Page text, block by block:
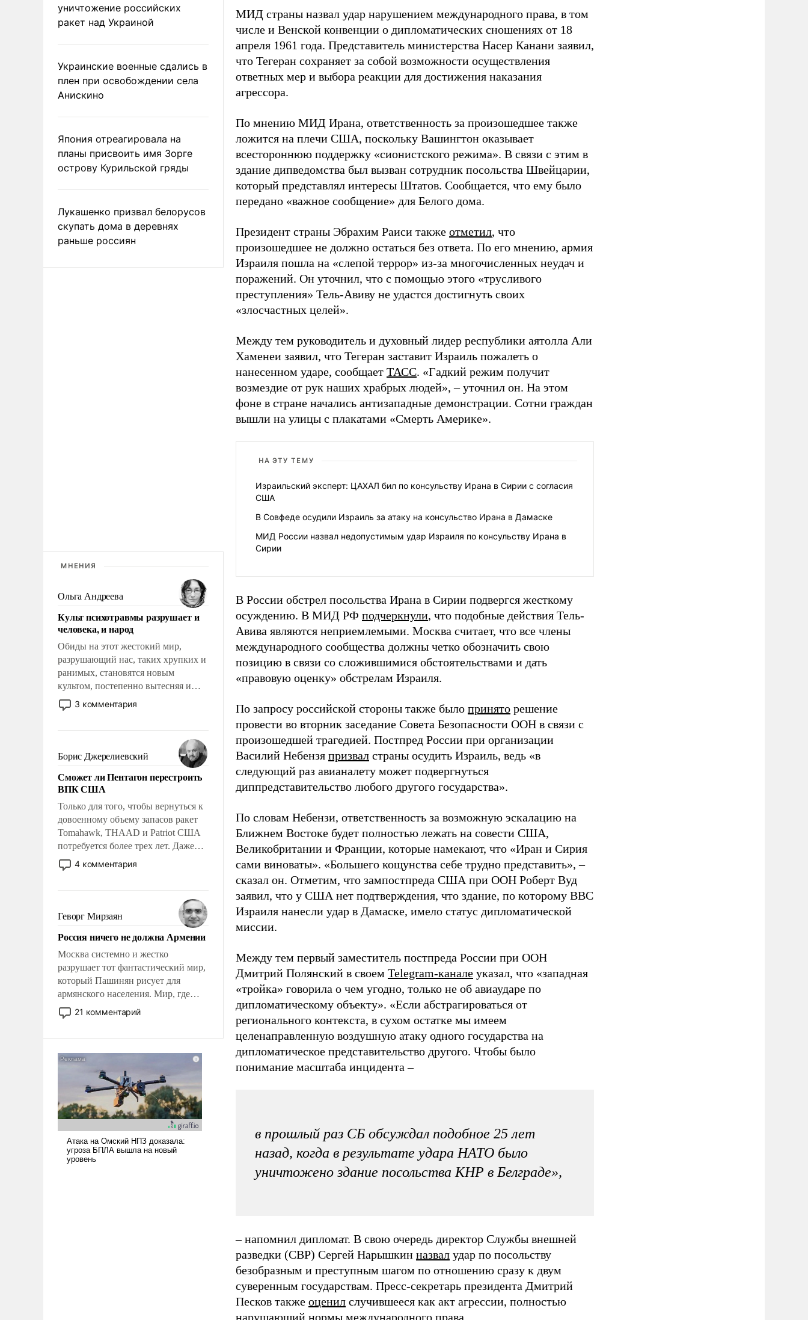
уничтожение российских
ракет над Украиной
Украинские военные сдались в
плен при освобождении села
Анискино
Япония отреагировала на
планы присвоить имя Зорге
острову Курильской гряды
Лукашенко призвал белорусов
скупать дома в деревнях
раньше россиян
МНЕНИЯ
Ольга Андреева
Культ психотравмы разрушает и
человека, и народ
Обиды на этот жестокий мир,
разрушающий нас, таких хрупких и
ранимых, становятся новым
культом, постепенно вытесняя и
отменяя традиционное требование к
человеку – быть мужественным и
на себя ответственность, помогать
слабым, идти вперед и
адаптироваться.
3 комментария
Борис Джерелиевский
Сможет ли Пентагон перестроить
ВПК США
Только для того, чтобы вернуться к
довоенному объему запасов ракет
Tomahawk, THAAD и Patriot США
потребуется более трех лет. Даже
небольшая война с Ираном
опустошила американские
уязвимости США, например, перед
Китаем.
4 комментария
Геворг Мирзаян
Россия ничего не должна Армении
Москва системно и жестко
разрушает тот фантастический мир,
который Пашинян рисует для
армянского населения. Мир, где
политические прожекты будут
безусловно оплачиваться за счет
нужно отвечать.
21 комментарий
МИД страны назвал удар нарушением международного права, в том
числе и Венской конвенции о дипломатических сношениях от 18
апреля 1961 года. Представитель министерства Насер Канани заявил,
что Тегеран сохраняет за собой возможности осуществления
ответных мер и выбора реакции для достижения наказания
агрессора.
По мнению МИД Ирана, ответственность за произошедшее также
ложится на плечи США, поскольку Вашингтон оказывает
всестороннюю поддержку «сионистского режима». В связи с этим в
здание дипведомства был вызван сотрудник посольства Швейцарии,
который представлял интересы Штатов. Сообщается, что ему было
передано «важное сообщение» для Белого дома.
Президент страны Эбрахим Раиси также отметил, что
произошедшее не должно остаться без ответа. По его мнению, армия
Израиля пошла на «слепой террор» из-за многочисленных неудач и
поражений. Он уточнил, что с помощью этого «трусливого
преступления» Тель-Авиву не удастся достигнуть своих
«злосчастных целей».
Между тем руководитель и духовный лидер республики аятолла Али
Хаменеи заявил, что Тегеран заставит Израиль пожалеть о
нанесенном ударе, сообщает ТАСС. «Гадкий режим получит
возмездие от рук наших храбрых людей», – уточнил он. На этом
фоне в стране начались антизападные демонстрации. Сотни граждан
вышли на улицы с плакатами «Смерть Америке».
НА ЭТУ ТЕМУ
Израильский эксперт: ЦАХАЛ бил по консульству Ирана в Сирии с согласия
США
В Совфеде осудили Израиль за атаку на консульство Ирана в Дамаске
МИД России назвал недопустимым удар Израиля по консульству Ирана в
Сирии
В России обстрел посольства Ирана в Сирии подвергся жесткому
осуждению. В МИД РФ подчеркнули, что подобные действия Тель-
Авива являются неприемлемыми. Москва считает, что все члены
международного сообщества должны четко обозначить свою
позицию в связи со сложившимися обстоятельствами и дать
«правовую оценку» обстрелам Израиля.
По запросу российской стороны также было принято решение
провести во вторник заседание Совета Безопасности ООН в связи с
произошедшей трагедией. Постпред России при организации
Василий Небензя призвал страны осудить Израиль, ведь «в
следующий раз авианалету может подвергнуться
диппредставительство любого другого государства».
По словам Небензи, ответственность за возможную эскалацию на
Ближнем Востоке будет полностью лежать на совести США,
Великобритании и Франции, которые намекают, что «Иран и Сирия
сами виноваты». «Большего кощунства себе трудно представить», –
сказал он. Отметим, что зампостпреда США при ООН Роберт Вуд
заявил, что у США нет подтверждения, что здание, по которому ВВС
Израиля нанесли удар в Дамаске, имело статус дипломатической
миссии.
Между тем первый заместитель постпреда России при ООН
Дмитрий Полянский в своем Telegram-канале указал, что «западная
«тройка» говорила о чем угодно, только не об авиаударе по
дипломатическому объекту». «Если абстрагироваться от
регионального контекста, в сухом остатке мы имеем
целенаправленную воздушную атаку одного государства на
дипломатическое представительство другого. Чтобы было
понимание масштаба инцидента –
в прошлый раз СБ обсуждал подобное 25 лет
назад, когда в результате удара НАТО было
уничтожено здание посольства КНР в Белграде»,
– напомнил дипломат. В свою очередь директор Службы внешней
разведки (СВР) Сергей Нарышкин назвал удар по посольству
безобразным и преступным шагом по отношению сразу к двум
суверенным государствам. Пресс-секретарь президента Дмитрий
Песков также оценил случившееся как акт агрессии, полностью
нарушающий нормы международного права.